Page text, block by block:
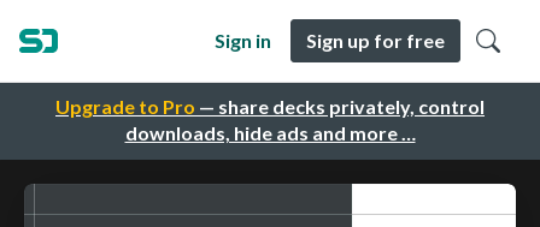
Upgrade to Pro — share decks privately, control
downloads, hide ads and more …
Sign in Sign up for free